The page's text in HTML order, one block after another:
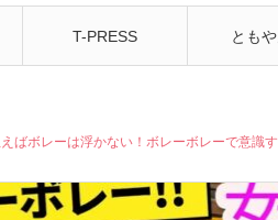
T-PRESS とも
ばボレーは浮かない！ボレーボレーで意識